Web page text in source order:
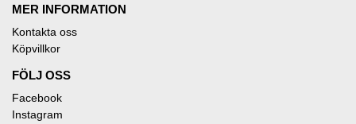
MER INFORMATION
Kontakta oss
Köpvillkor
FÖLJ OSS
Facebook
Instagram